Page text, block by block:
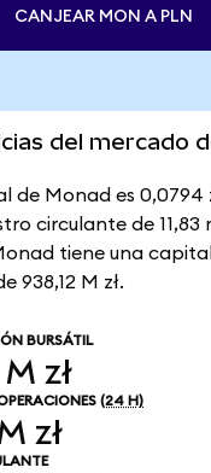
CANJEAR MON A PLN
del mercado
de Monad es 0,0794
circulante de 11,83
tiene una
938,12 M zł.
BURSÁTIL
zł
(24 H)
zł